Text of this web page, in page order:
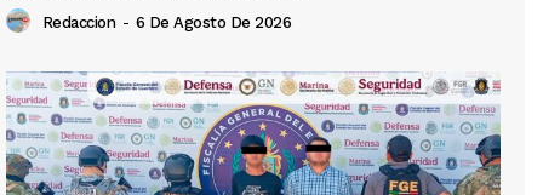
Redaccion - 6 De Agosto De 2026